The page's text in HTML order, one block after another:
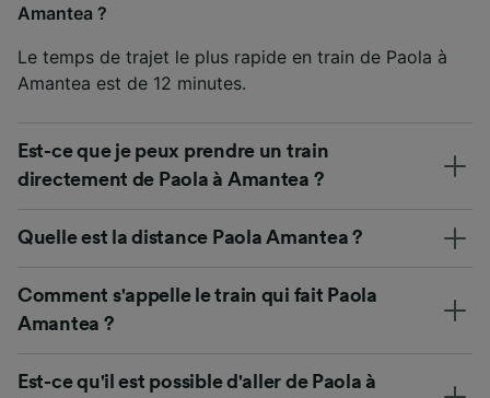
Amantea ?
Le temps de trajet le plus rapide en train de Paola à
Amantea est de 12 minutes.
Est-ce que je peux prendre un train
directement de Paola à Amantea ?
Quelle est la distance Paola Amantea ?
Comment s'appelle le train qui fait Paola
Amantea ?
Est-ce qu'il est possible d'aller de Paola à